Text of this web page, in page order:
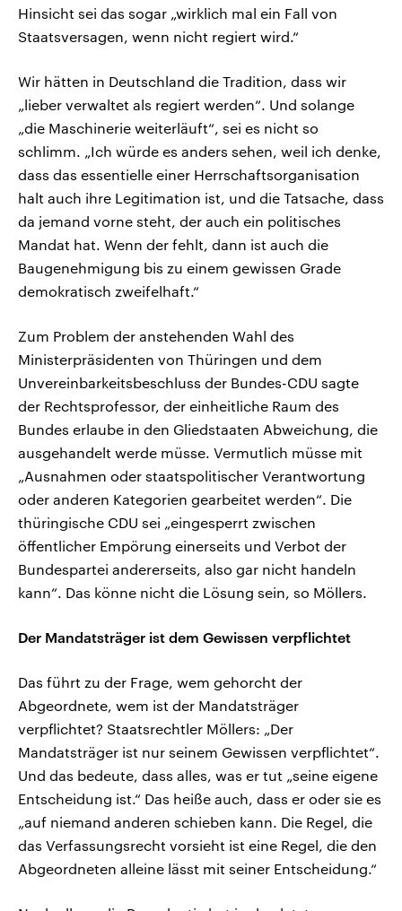
Hinsicht sei das sogar „wirklich mal ein Fall von
Staatsversagen, wenn nicht regiert wird.“
Wir hätten in Deutschland die Tradition, dass wir
„lieber verwaltet als regiert werden“. Und solange
„die Maschinerie weiterläuft“, sei es nicht so
schlimm. „Ich würde es anders sehen, weil ich denke,
dass das essentielle einer Herrschaftsorganisation
halt auch ihre Legitimation ist, und die Tatsache, dass
da jemand vorne steht, der auch ein politisches
Mandat hat. Wenn der fehlt, dann ist auch die
Baugenehmigung bis zu einem gewissen Grade
demokratisch zweifelhaft.“
Zum Problem der anstehenden Wahl des
Ministerpräsidenten von Thüringen und dem
Unvereinbarkeitsbeschluss der Bundes-CDU sagte
der Rechtsprofessor, der einheitliche Raum des
Bundes erlaube in den Gliedstaaten Abweichung, die
ausgehandelt werde müsse. Vermutlich müsse mit
„Ausnahmen oder staatspolitischer Verantwortung
oder anderen Kategorien gearbeitet werden“. Die
thüringische CDU sei „eingesperrt zwischen
öffentlicher Empörung einerseits und Verbot der
Bundespartei andererseits, also gar nicht handeln
kann“. Das könne nicht die Lösung sein, so Möllers.
Der Mandatsträger ist dem Gewissen verpflichtet
Das führt zu der Frage, wem gehorcht der
Abgeordnete, wem ist der Mandatsträger
verpflichtet? Staatsrechtler Möllers: „Der
Mandatsträger ist nur seinem Gewissen verpflichtet“.
Und das bedeute, dass alles, was er tut „seine eigene
Entscheidung ist.“ Das heiße auch, dass er oder sie es
„auf niemand anderen schieben kann. Die Regel, die
das Verfassungsrecht vorsieht ist eine Regel, die den
Abgeordneten alleine lässt mit seiner Entscheidung.“